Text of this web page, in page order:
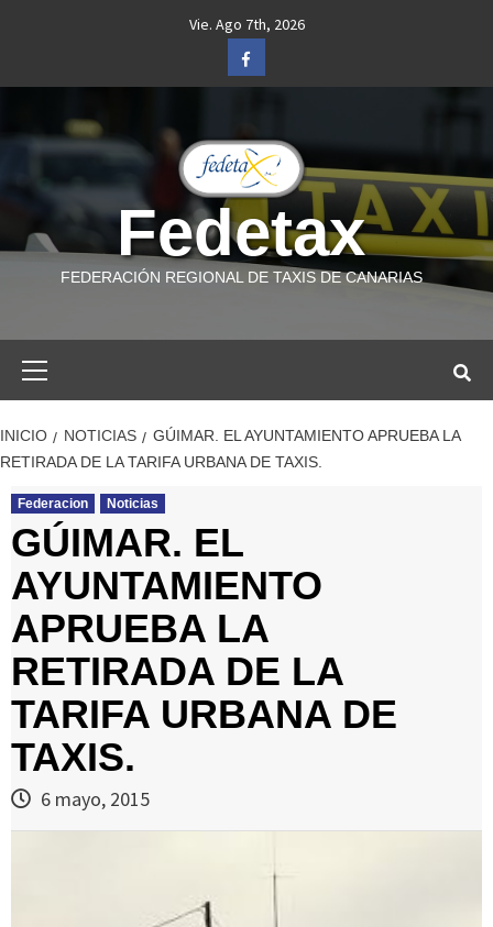
Vie. Ago 7th, 2026
Facebook
Fedetax
FEDERACIÓN REGIONAL DE TAXIS DE CANARIAS
INICIO NOTICIAS
GÚIMAR. EL AYUNTAMIENTO APRUEBA LA
RETIRADA DE LA TARIFA URBANA DE TAXIS.
Federacion Noticias
GÚIMAR. EL
AYUNTAMIENTO
APRUEBA LA
RETIRADA DE LA
TARIFA URBANA DE
TAXIS.
6 mayo, 2015